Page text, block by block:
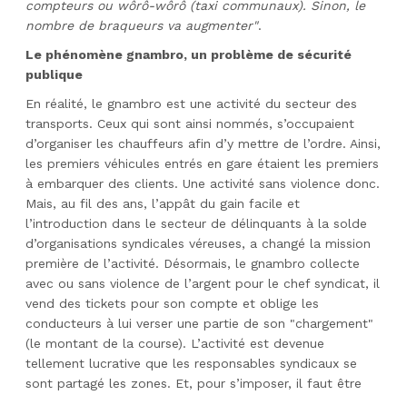
compteurs ou wôrô-wôrô (taxi communaux). Sinon, le
nombre de braqueurs va augmenter".
Le phénomène gnambro, un problème de sécurité
publique
En réalité, le gnambro est une activité du secteur des
transports. Ceux qui sont ainsi nommés, s’occupaient
d’organiser les chauffeurs afin d’y mettre de l’ordre. Ainsi,
les premiers véhicules entrés en gare étaient les premiers
à embarquer des clients. Une activité sans violence donc.
Mais, au fil des ans, l’appât du gain facile et
l’introduction dans le secteur de délinquants à la solde
d’organisations syndicales véreuses, a changé la mission
première de l’activité. Désormais, le gnambro collecte
avec ou sans violence de l’argent pour le chef syndicat, il
vend des tickets pour son compte et oblige les
conducteurs à lui verser une partie de son "chargement"
(le montant de la course). L’activité est devenue
tellement lucrative que les responsables syndicaux se
sont partagé les zones. Et, pour s’imposer, il faut être